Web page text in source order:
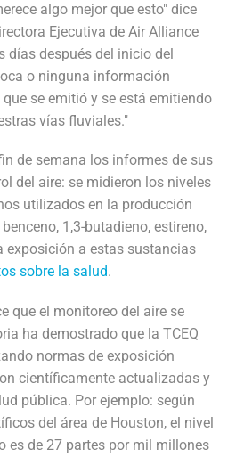
algo mejor que esto"dice
Ejecutiva de Air Alliance
días después del inicio del
o ninguna información
se emitió y se está emitiendo
vías fluviales."
de semana los informes de sus
del aire: se midieron los niveles
utilizados en la producción
1,3-butadieno, estireno,
exposición a estas sustancias
sobre la salud.
que el monitoreo del aire se
ha demostrado que la TCEQ
normas de exposición
científicamente actualizadas y
pública. Por ejemplo: según
del área de Houston, el nivel
es de27 partes por mil millones